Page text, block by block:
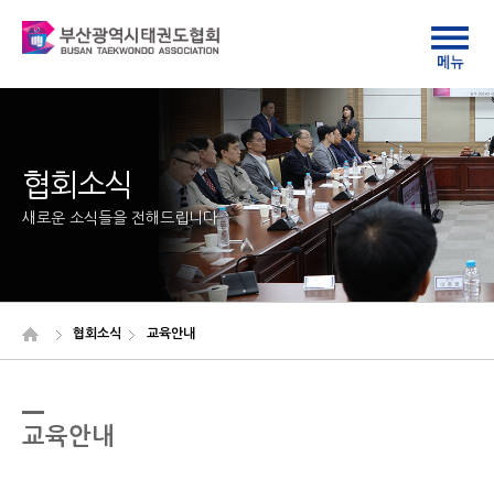
협회소식
새로운 소식들을 전해드립니다
협회소식 교육안내
교육안내